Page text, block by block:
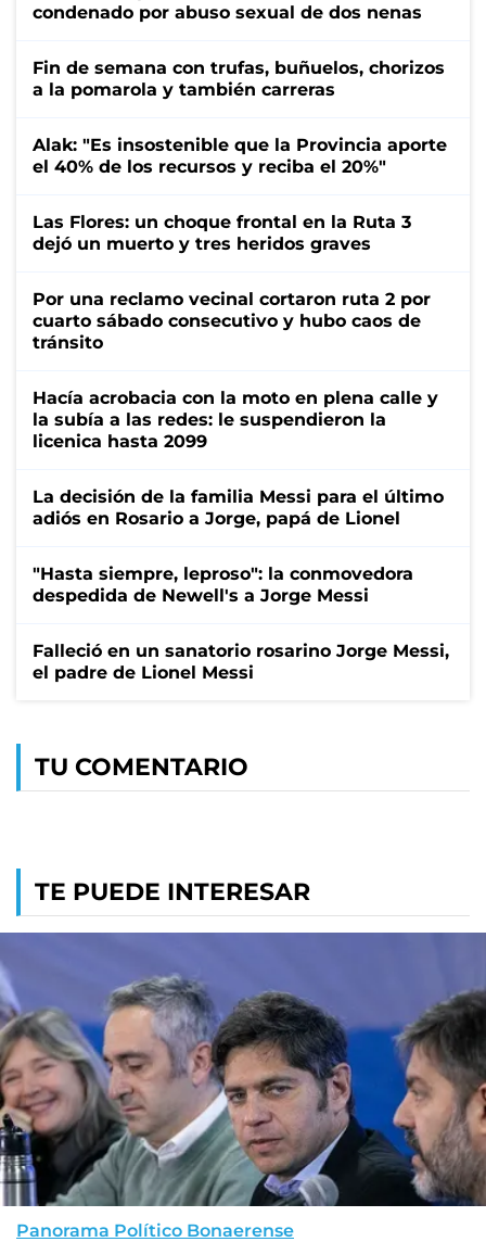
condenado por abuso sexual de dos nenas
Fin de semana con trufas, buñuelos, chorizos
a la pomarola y también carreras
Alak: "Es insostenible que la Provincia aporte
el 40% de los recursos y reciba el 20%"
Las Flores: un choque frontal en la Ruta 3
dejó un muerto y tres heridos graves
Por una reclamo vecinal cortaron ruta 2 por
cuarto sábado consecutivo y hubo caos de
tránsito
Hacía acrobacia con la moto en plena calle y
la subía a las redes: le suspendieron la
licenica hasta 2099
La decisión de la familia Messi para el último
adiós en Rosario a Jorge, papá de Lionel
"Hasta siempre, leproso": la conmovedora
despedida de Newell's a Jorge Messi
Falleció en un sanatorio rosarino Jorge Messi,
el padre de Lionel Messi
TU COMENTARIO
TE PUEDE INTERESAR
Panorama Político Bonaerense